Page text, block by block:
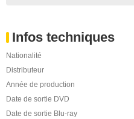
Infos techniques
Nationalité
Distributeur
Année de production
Date de sortie DVD
Date de sortie Blu-ray